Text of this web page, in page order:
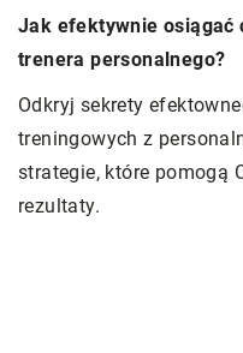
Jak efektywnie osiągać
trenera personalnego?
Odkryj sekrety
treningowych z
strategie, które pomogą
rezultaty.